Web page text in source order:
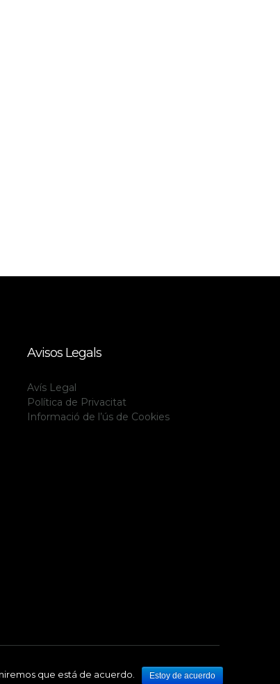
Avisos Legals
Avís Legal
Política de Privacitat
Informació de l’ús de Cookies
que está de acuerdo. Estoy de acuerdo